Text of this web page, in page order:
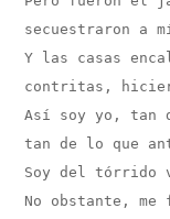
secuestraron a
Y las casas
contritas,
Así soy yo, tan
tan de lo que
Soy del tórrido
No obstante, me